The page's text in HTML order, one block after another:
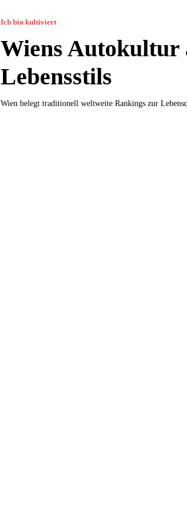
Ich bin kultiviert
Wiens Autokultur
Lebensstils
Wien belegt traditionell weltweite Rankings zur